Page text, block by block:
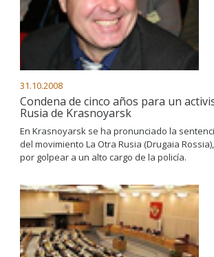
31.10.2008
Condena de cinco años para un
Rusia de Krasnoyarsk
En Krasnoyarsk se ha pronunciado la
del movimiento La Otra Rusia (Drugaia
por golpear a un alto cargo de la policía.